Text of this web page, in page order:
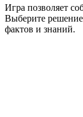
Игра позволяет
Выберите
фактов и знаний.